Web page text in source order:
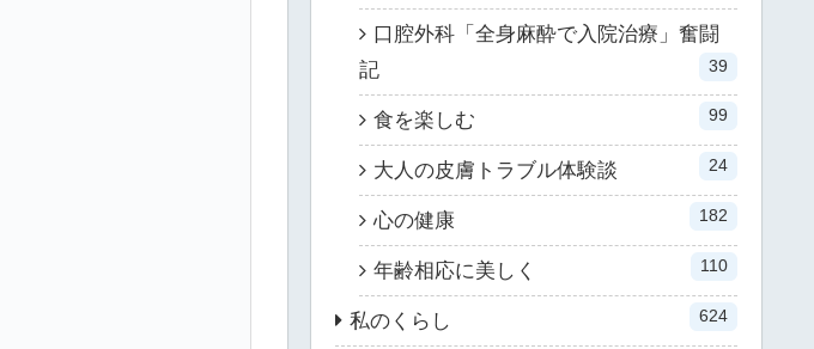
口腔外科「全身麻酔で入院治療」奮闘
記
39
食を楽しむ 99
大人の皮膚トラブル体験談 24
心の健康 182
年齢相応に美しく 110
私のくらし 624